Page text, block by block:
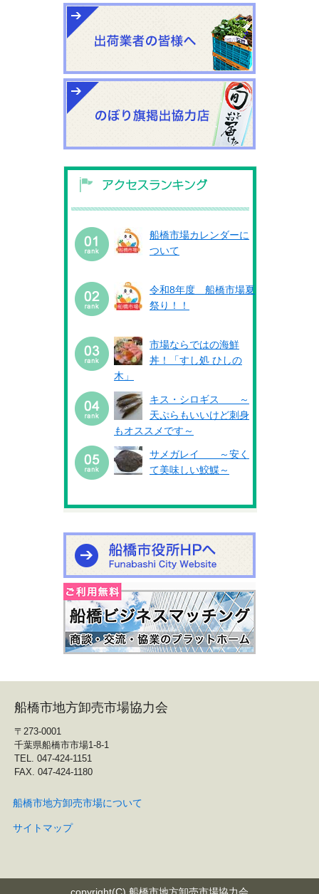
船橋市場カレンダーに
ついて
令和8年度 船橋市場夏
祭り！！
市場ならではの海鮮
丼！「すし処 ひしの
木」
キス・シロギス ～
天ぷらもいいけど刺身
もオススメです～
サメガレイ ～安く
て美味しい鮫鰈～
船橋市地方卸売市場協力会
〒273-0001
千葉県船橋市市場1-8-1
TEL. 047-424-1151
FAX. 047-424-1180
船橋市地方卸売市場について
サイトマップ
copyright(C) 船橋市地方卸売市場協力会